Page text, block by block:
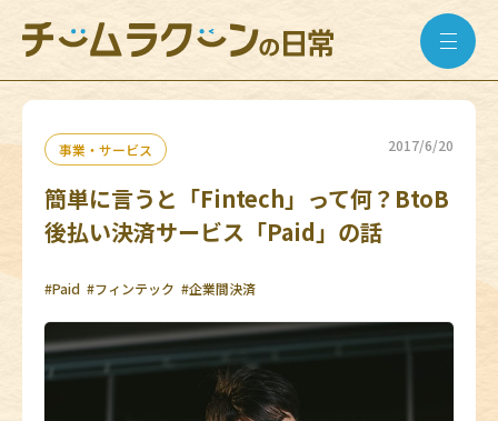
事業・サービス 2017/6/20
簡単に言うと「Fintech」って何？BtoB
後払い決済サービス「Paid」の話
#Paid #フィンテック #企業間決済